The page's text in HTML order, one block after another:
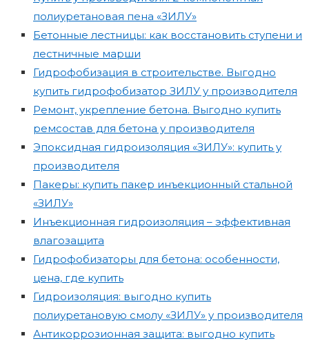
полиуретановая пена «ЗИЛУ»
Бетонные лестницы: как восстановить ступени и
лестничные марши
Гидрофобизация в строительстве. Выгодно
купить гидрофобизатор ЗИЛУ у производителя
Ремонт, укрепление бетона. Выгодно купить
ремсостав для бетона у производителя
Эпоксидная гидроизоляция «ЗИЛУ»: купить у
производителя
Пакеры: купить пакер инъекционный стальной
«ЗИЛУ»
Инъекционная гидроизоляция – эффективная
влагозащита
Гидрофобизаторы для бетона: особенности,
цена, где купить
Гидроизоляция: выгодно купить
полиуретановую смолу «ЗИЛУ» у производителя
Антикоррозионная защита: выгодно купить